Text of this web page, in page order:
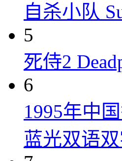
自杀小队
5
死侍2
6
1995年中
蓝光双语